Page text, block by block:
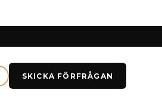
SKICKA FÖRFRÅGAN